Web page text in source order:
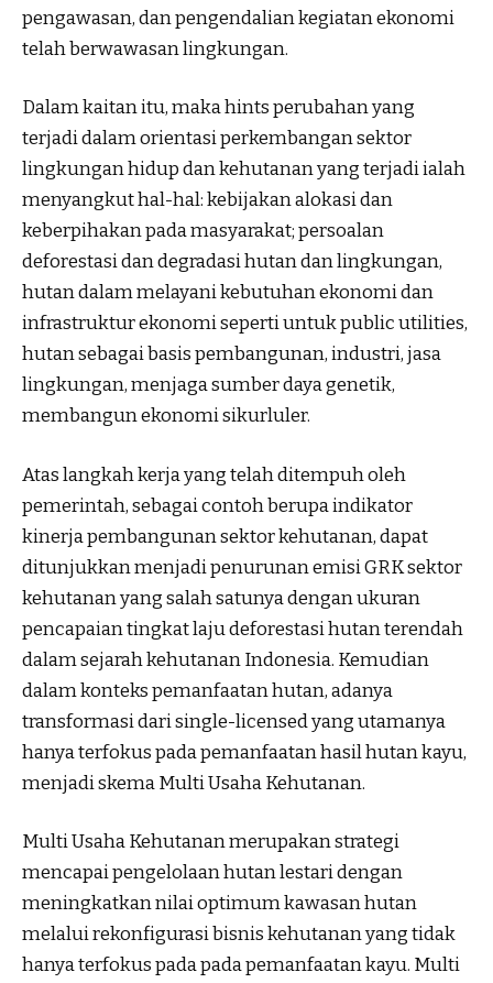
pengawasan, dan pengendalian kegiatan ekonomi
telah berwawasan lingkungan.
Dalam kaitan itu, maka hints perubahan yang
terjadi dalam orientasi perkembangan sektor
lingkungan hidup dan kehutanan yang terjadi ialah
menyangkut hal-hal: kebijakan alokasi dan
keberpihakan pada masyarakat; persoalan
deforestasi dan degradasi hutan dan lingkungan,
hutan dalam melayani kebutuhan ekonomi dan
infrastruktur ekonomi seperti untuk public utilities,
hutan sebagai basis pembangunan, industri, jasa
lingkungan, menjaga sumber daya genetik,
membangun ekonomi sikurluler.
Atas langkah kerja yang telah ditempuh oleh
pemerintah, sebagai contoh berupa indikator
kinerja pembangunan sektor kehutanan, dapat
ditunjukkan menjadi penurunan emisi GRK sektor
kehutanan yang salah satunya dengan ukuran
pencapaian tingkat laju deforestasi hutan terendah
dalam sejarah kehutanan Indonesia. Kemudian
dalam konteks pemanfaatan hutan, adanya
transformasi dari single-licensed yang utamanya
hanya terfokus pada pemanfaatan hasil hutan kayu,
menjadi skema Multi Usaha Kehutanan.
Multi Usaha Kehutanan merupakan strategi
mencapai pengelolaan hutan lestari dengan
meningkatkan nilai optimum kawasan hutan
melalui rekonfigurasi bisnis kehutanan yang tidak
hanya terfokus pada pada pemanfaatan kayu. Multi